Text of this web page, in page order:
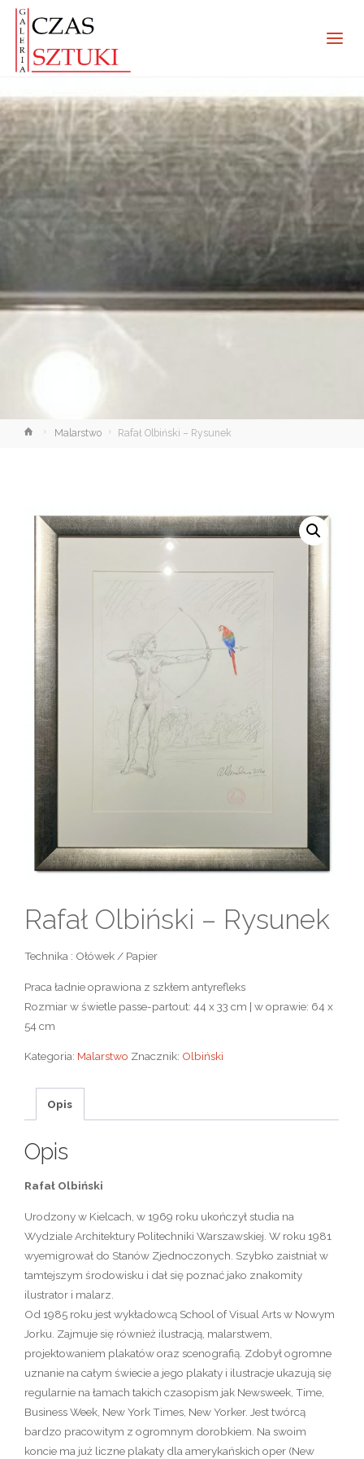
StronaMalarstwo Rafał Olbiński – Rysunek
Rafał Olbiński – Rysunek
Technika : Ołówek / Papier
Praca ładnie oprawiona z szkłem antyrefleks
Rozmiar w świetle passe-partout: 44 x 33 cm | w oprawie: 64 x
54 cm
Kategoria: Malarstwo Znacznik: Olbiński
Opis
Opis
Rafał Olbiński
Urodzony w Kielcach, w 1969 roku ukończył studia na
Wydziale Architektury Politechniki Warszawskiej. W roku 1981
wyemigrował do Stanów Zjednoczonych. Szybko zaistniał w
tamtejszym środowisku i dał się poznać jako znakomity
ilustrator i malarz.
Od 1985 roku jest wykładowcą School of Visual Arts w Nowym
Jorku. Zajmuje się również ilustracją, malarstwem,
projektowaniem plakatów oraz scenografią. Zdobył ogromne
uznanie na całym świecie a jego plakaty i ilustracje ukazują się
regularnie na łamach takich czasopism jak Newsweek, Time,
Business Week, New York Times, New Yorker. Jest twórcą
bardzo pracowitym z ogromnym dorobkiem. Na swoim
koncie ma już liczne plakaty dla amerykańskich oper (New